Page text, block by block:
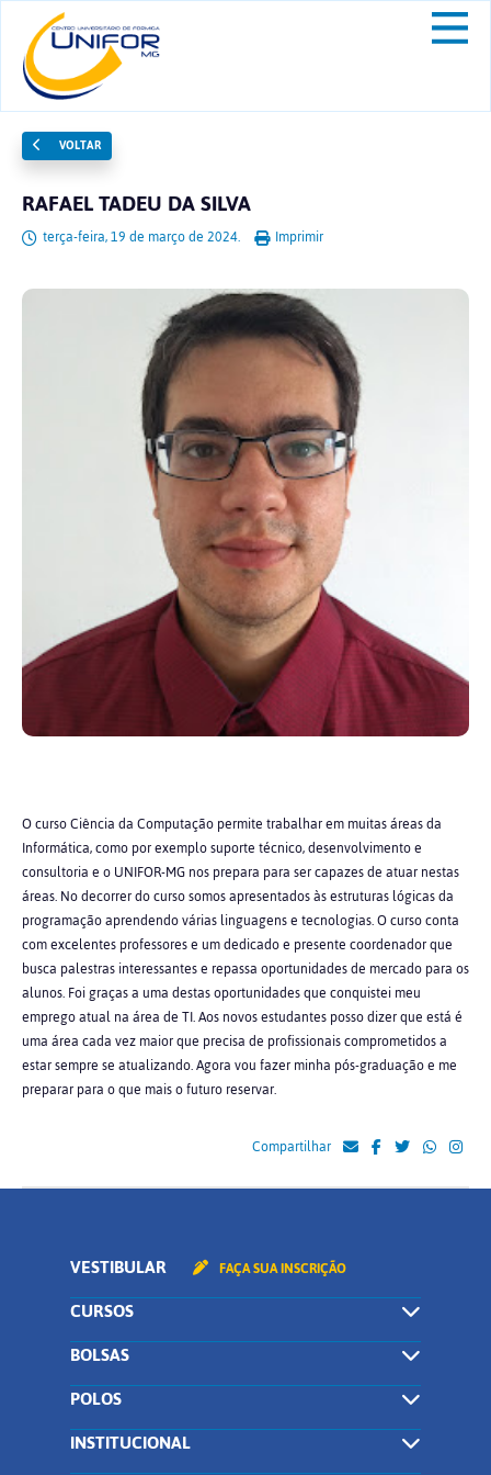
VOLTAR
RAFAEL TADEU DA SILVA
terça-feira, 19 de março de 2024. Imprimir
O curso Ciência da Computação permite trabalhar em muitas áreas da
Informática, como por exemplo suporte técnico, desenvolvimento e
consultoria e o UNIFOR-MG nos prepara para ser capazes de atuar nestas
áreas. No decorrer do curso somos apresentados às estruturas lógicas da
programação aprendendo várias linguagens e tecnologias. O curso conta
com excelentes professores e um dedicado e presente coordenador que
busca palestras interessantes e repassa oportunidades de mercado para os
alunos. Foi graças a uma destas oportunidades que conquistei meu
emprego atual na área de TI. Aos novos estudantes posso dizer que está é
uma área cada vez maior que precisa de profissionais comprometidos a
estar sempre se atualizando. Agora vou fazer minha pós-graduação e me
preparar para o que mais o futuro reservar.
Compartilhar
VESTIBULAR FAÇA SUA INSCRIÇÃO
CURSOS
BOLSAS
POLOS
INSTITUCIONAL